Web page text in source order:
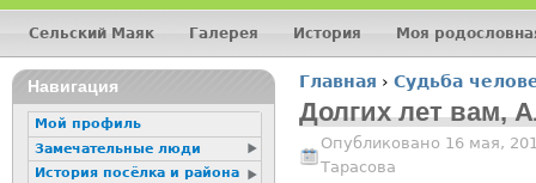
Вы здесь
Главная › Судьба
Долгих лет вам,
Опубликовано 16 мая,
Тарасова
Главное меню
Сельский Маяк Галерея История Моя
16+
Навигация
Мой профиль
Замечательные люди
История посёлка и района